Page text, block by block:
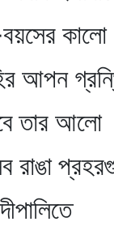
কালো
তার আলো